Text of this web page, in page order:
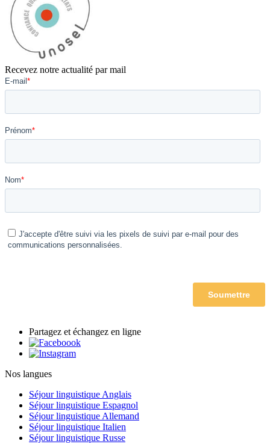
Recevez notre actualité par mail
Partagez et échangez en ligne
Nos langues
Séjour linguistique Anglais
Séjour linguistique Espagnol
Séjour linguistique Allemand
Séjour linguistique Italien
Séjour linguistique Russe